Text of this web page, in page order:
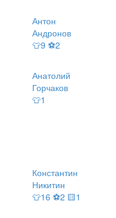
Антон
Андронов
👕9 ⚽2
Анатолий
Горчаков
👕1
Константин
Никитин
👕16 ⚽2 🟨1